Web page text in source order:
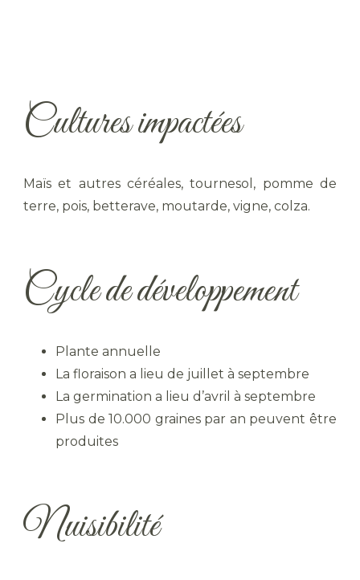
Cultures impactées
Maïs et autres céréales, tournesol, pomme de
terre, pois, betterave, moutarde, vigne, colza.
Cycle de développement
Plante annuelle
La floraison a lieu de juillet à septembre
La germination a lieu d’avril à septembre
Plus de 10.000 graines par an peuvent être
produites
Nuisibilité